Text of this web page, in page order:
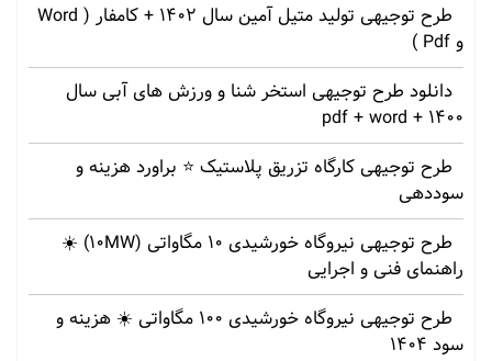
طرح توجیهی تولید متیل آمین سال 1402 + کامفار ( Word
و Pdf )
دانلود طرح توجیهی استخر شنا و ورزش های آبی سال
1400 + pdf + word
طرح توجیهی کارگاه تزریق پلاستیک ⭐ براورد هزینه و
سوددهی
طرح توجیهی نیروگاه خورشیدی 10 مگاواتی (10MW) ☀️
راهنمای فنی و اجرایی
طرح توجیهی نیروگاه خورشیدی 100 مگاواتی ☀️ هزینه‌ و
سود 1404